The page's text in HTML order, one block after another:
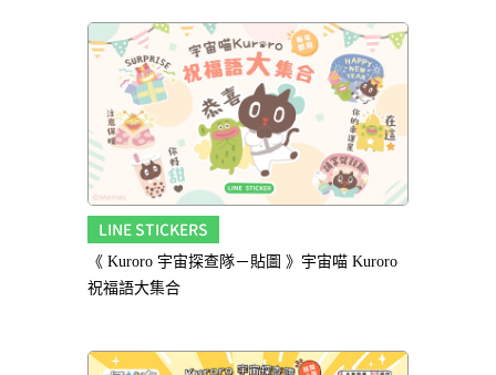
LINE STICKERS
《 Kuroro 宇宙探查隊－貼圖 》宇宙喵 Kuroro
祝福語大集合